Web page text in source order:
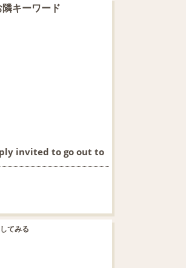
キーワード
invited to go out to
てみる